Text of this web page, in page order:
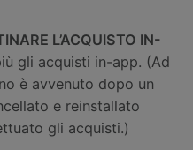
L’ACQUISTO IN-
gli acquisti in-app. (Ad
è avvenuto dopo un
e reinstallato
gli acquisti.)